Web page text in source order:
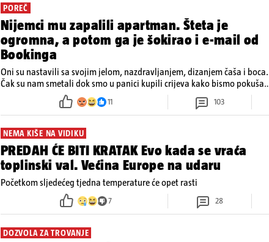
POREČ
Nijemci mu zapalili apartman. Šteta je
ogromna, a potom ga je šokirao i e-mail od
Bookinga
Oni su nastavili sa svojim jelom, nazdravljanjem, dizanjem čaša i boca.
Čak su nam smetali dok smo u panici kupili crijeva kako bismo pokušali
ugasiti požar, rekao je vlasnik
11 103
NEMA KIŠE NA VIDIKU
PREDAH ĆE BITI KRATAK Evo kada se vraća
toplinski val. Većina Europe na udaru
Početkom sljedećeg tjedna temperature će opet rasti
7 28
DOZVOLA ZA TROVANJE